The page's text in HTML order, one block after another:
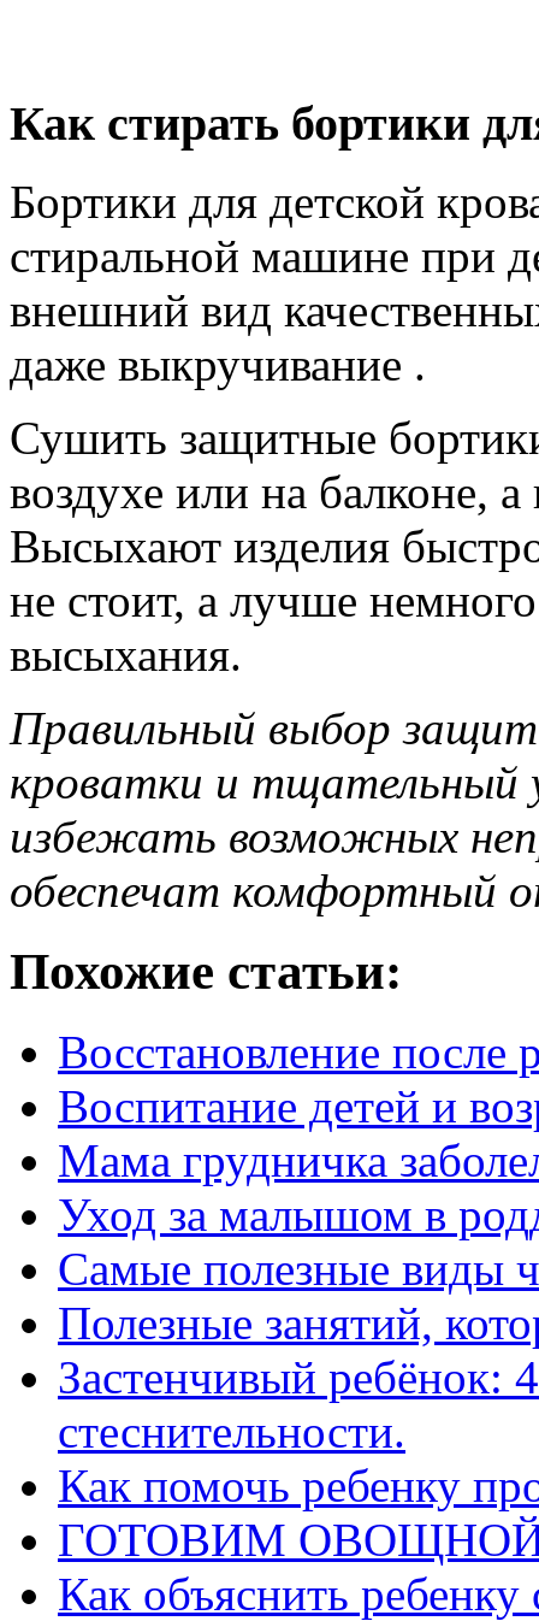
Как стирать бортики
Бортики для детской
стиральной машине при
внешний вид
даже выкручивание .
Сушить защитные
воздухе или на балконе,
Высыхают изделия
не стоит, а лучше
высыхания.
Правильный выбор
кроватки и тщательный
избежать возможных
обеспечат комфортный
Похожие статьи:
Восстановление после
Воспитание детей и
Мама грудничка
Уход за малышом в
Самые полезные виды
Полезные занятий,
Застенчивый ребёнок:
стеснительности.
Как помочь ребенку
ГОТОВИМ
Как объяснить ребенку